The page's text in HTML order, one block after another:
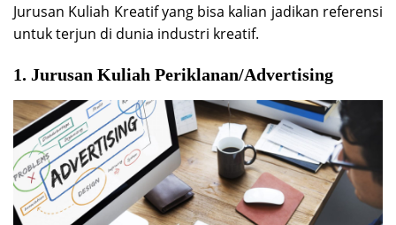
Jurusan Kuliah Kreatif yang bisa kalian jadikan referensi
untuk terjun di dunia industri kreatif.
1. Jurusan Kuliah Periklanan/Advertising